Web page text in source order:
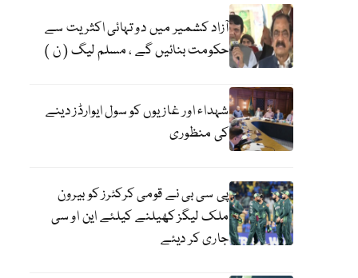
آزاد کشمیر میں دو تہائی اکثریت سے
حکومت بنائیں گے ، مسلم لیگ ( ن )
شہداء اور غازیوں کو سول ایوارڈز دینے
کی منظوری
پی سی بی نے قومی کرکٹرز کو بیرون
ملک لیگز کھیلنے کیلئے این او سی
جاری کر دیئے